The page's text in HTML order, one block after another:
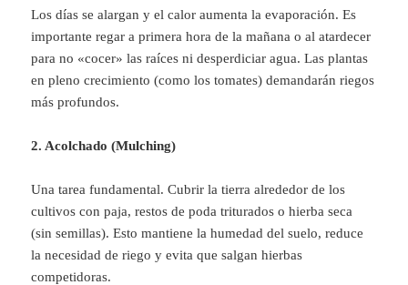
Los días se alargan y el calor aumenta la evaporación. Es
importante regar a primera hora de la mañana o al atardecer
para no «cocer» las raíces ni desperdiciar agua. Las plantas
en pleno crecimiento (como los tomates) demandarán riegos
más profundos.
2. Acolchado (Mulching)
Una tarea fundamental. Cubrir la tierra alrededor de los
cultivos con paja, restos de poda triturados o hierba seca
(sin semillas). Esto mantiene la humedad del suelo, reduce
la necesidad de riego y evita que salgan hierbas
competidoras.